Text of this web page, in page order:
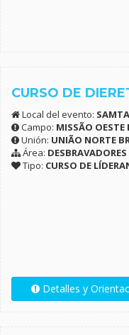
CURSO DE
Local del evento:
Campo: MISSÃO OESTE
Unión: UNIÃO NORTE
Área: DESBRAVADORES
Tipo: CURSO DE
Detalles y